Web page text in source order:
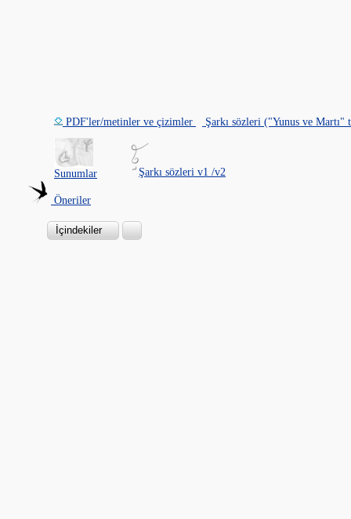
PDF'ler/metinler ve çizimler Şarkı sözleri ("Yunus ve Martı"
Sunumlar Şarkı sözleri v1 /v2
Öneriler
İçindekiler